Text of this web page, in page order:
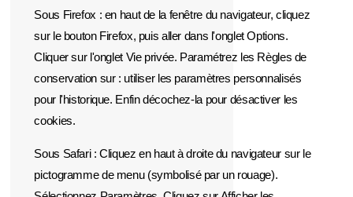
Sous Firefox : en haut de la fenêtre du navigateur, cliquez
sur le bouton Firefox, puis aller dans l'onglet Options.
Cliquer sur l'onglet Vie privée. Paramétrez les Règles de
conservation sur : utiliser les paramètres personnalisés
pour l'historique. Enfin décochez-la pour désactiver les
cookies.
Sous Safari : Cliquez en haut à droite du navigateur sur le
pictogramme de menu (symbolisé par un rouage).